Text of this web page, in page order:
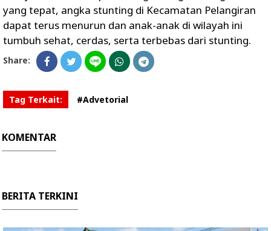
yang tepat, angka stunting di Kecamatan Pelangiran
dapat terus menurun dan anak-anak di wilayah ini
tumbuh sehat, cerdas, serta terbebas dari stunting.
Share:
Tag Terkait: #Advetorial
KOMENTAR
BERITA TERKINI